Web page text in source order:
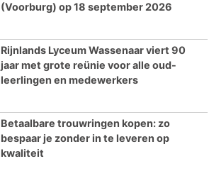
(Voorburg) op 18 september 2026
Rijnlands Lyceum Wassenaar viert 90
jaar met grote reünie voor alle oud-
leerlingen en medewerkers
Betaalbare trouwringen kopen: zo
bespaar je zonder in te leveren op
kwaliteit